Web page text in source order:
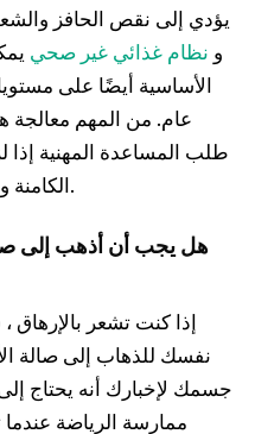
يؤدي إلى نقص الحافز
و نظام غذائي غير صحي
الأساسية أيضًا على
عام. من المهم معالجة
طلب المساعدة المهنية إذا
الكامنة وراء التعب والكسل ونقص الحافز.
هل يجب أن أذهب إلى
إذا كنت تشعر
نفسك للذهاب إلى صالة
جسمك لإخبارك أنه يحتاج
ممارسة الرياضة